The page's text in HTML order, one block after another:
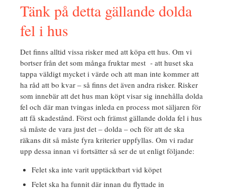
Tänk på detta gällande dolda
fel i hus
Det finns alltid vissa risker med att köpa ett hus. Om vi
bortser från det som många fruktar mest - att huset ska
tappa väldigt mycket i värde och att man inte kommer att
ha råd att bo kvar – så finns det även andra risker. Risker
som innebär att det hus man köpt visar sig innehålla dolda
fel och där man tvingas inleda en process mot säljaren för
att få skadestånd. Först och främst gällande dolda fel i hus
så måste de vara just det – dolda – och för att de ska
räkans dit så måste fyra kriterier uppfyllas. Om vi radar
upp dessa innan vi fortsätter så ser de ut enligt följande:
Felet ska inte varit upptäcktbart vid köpet
Felet ska ha funnit där innan du flyttade in